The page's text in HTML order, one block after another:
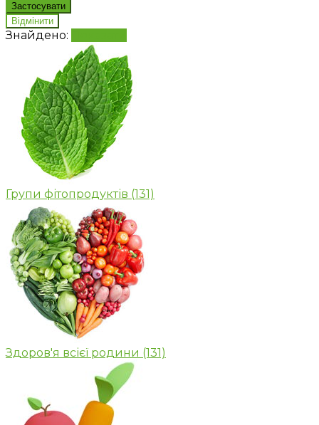
Знайдено:
Групи фітопродуктів (131)
Здоров'я всієї родини (131)